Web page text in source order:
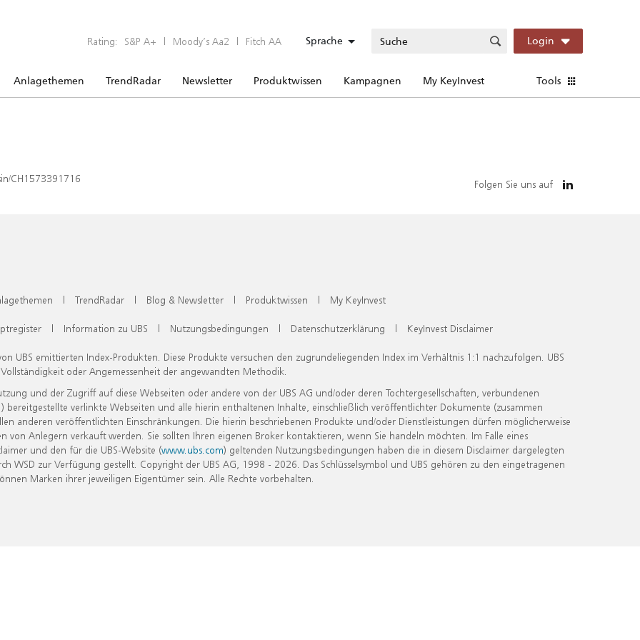
Rating: S&P A+ | Moody’s Aa2 | Fitch AA Sprache Login
Anlagethemen TrendRadar Newsletter Produktwissen Kampagnen My KeyInvest Tools
CH1573391716 Folgen Sie uns auf
| TrendRadar | Blog & Newsletter | Produktwissen | My KeyInvest
| Information zu UBS | Nutzungsbedingungen | Datenschutzerklärung | KeyInvest Disclaimer
UBS emittierten Index-Produkten. Diese Produkte versuchen den zugrundeliegenden Index im Verhältnis 1:1 nachzufolgen. UBS
oder Angemessenheit der angewandten Methodik.
und der Zugriff auf diese Webseiten oder andere von der UBS AG und/oder deren Tochtergesellschaften, verbundenen
verlinkte Webseiten und alle hierin enthaltenen Inhalte, einschließlich veröffentlichter Dokumente (zusammen
anderen veröffentlichten Einschränkungen. Die hierin beschriebenen Produkte und/oder Dienstleistungen dürfen möglicherweise
Anlegern verkauft werden. Sie sollten Ihren eigenen Broker kontaktieren, wenn Sie handeln möchten. Im Falle eines
und den für die UBS-Website (www.ubs.com) geltenden Nutzungsbedingungen haben die in diesem Disclaimer dargelegten
zur Verfügung gestellt. Copyright der UBS AG, 1998 - 2026. Das Schlüsselsymbol und UBS gehören zu den eingetragenen
Marken ihrer jeweiligen Eigentümer sein. Alle Rechte vorbehalten.